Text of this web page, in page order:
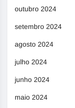
outubro 2024
setembro 2024
agosto 2024
julho 2024
junho 2024
maio 2024